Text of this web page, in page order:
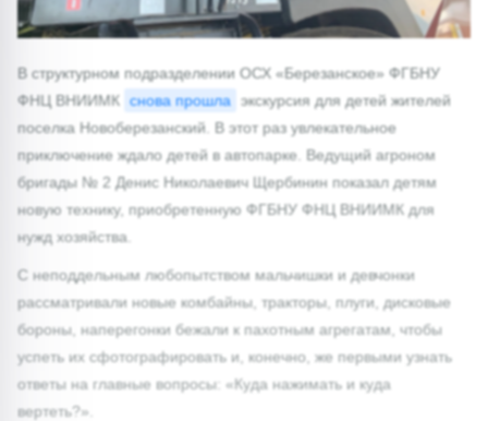
В структурном подразделении ОСХ «Березанское» ФГБНУ
ФНЦ ВНИИМК снова прошла экскурсия для детей жителей
поселка Новоберезанский. В этот раз увлекательное
приключение ждало детей в автопарке. Ведущий агроном
бригады № 2 Денис Николаевич Щербинин показал детям
новую технику, приобретенную ФГБНУ ФНЦ ВНИИМК для
нужд хозяйства.
С неподдельным любопытством мальчишки и девчонки
рассматривали новые комбайны, тракторы, плуги, дисковые
бороны, наперегонки бежали к пахотным агрегатам, чтобы
успеть их сфотографировать и, конечно, же первыми узнать
ответы на главные вопросы: «Куда нажимать и куда
вертеть?».